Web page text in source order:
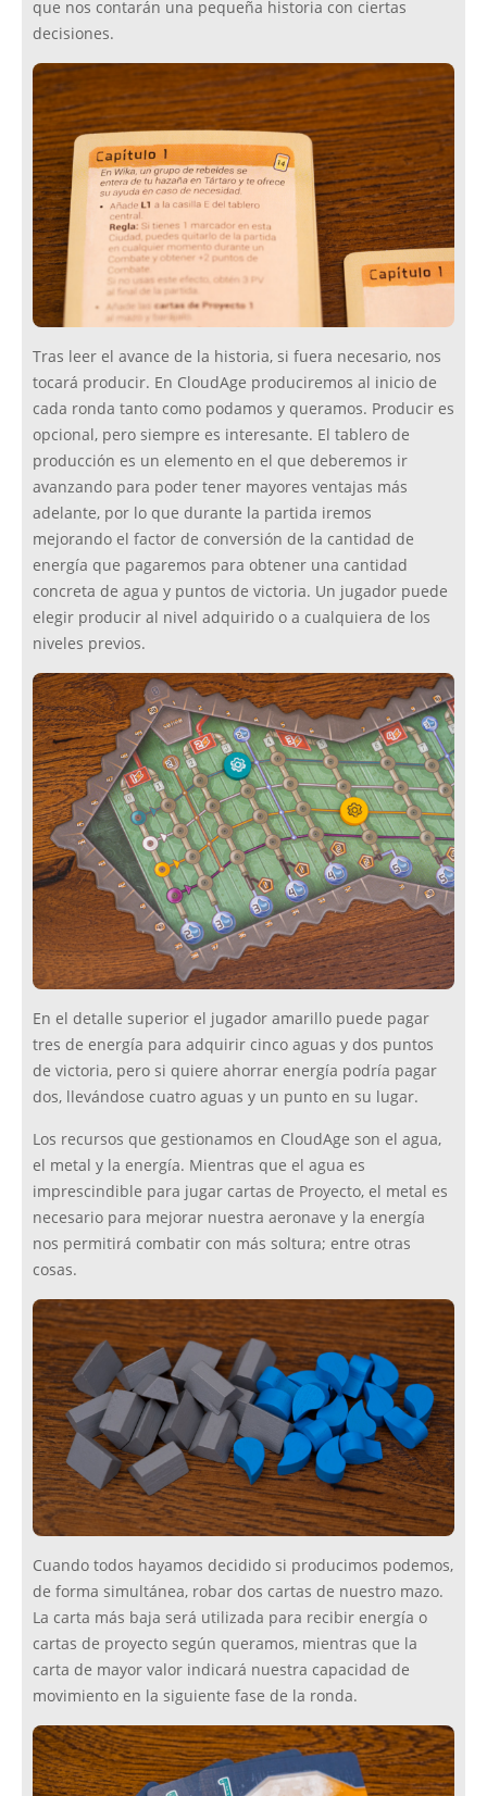
que nos contarán una pequeña historia con ciertas
decisiones.
Tras leer el avance de la historia, si fuera necesario, nos
tocará producir. En CloudAge produciremos al inicio de
cada ronda tanto como podamos y queramos. Producir es
opcional, pero siempre es interesante. El tablero de
producción es un elemento en el que deberemos ir
avanzando para poder tener mayores ventajas más
adelante, por lo que durante la partida iremos
mejorando el factor de conversión de la cantidad de
energía que pagaremos para obtener una cantidad
concreta de agua y puntos de victoria. Un jugador puede
elegir producir al nivel adquirido o a cualquiera de los
niveles previos.
En el detalle superior el jugador amarillo puede pagar
tres de energía para adquirir cinco aguas y dos puntos
de victoria, pero si quiere ahorrar energía podría pagar
dos, llevándose cuatro aguas y un punto en su lugar.
Los recursos que gestionamos en CloudAge son el agua,
el metal y la energía. Mientras que el agua es
imprescindible para jugar cartas de Proyecto, el metal es
necesario para mejorar nuestra aeronave y la energía
nos permitirá combatir con más soltura; entre otras
cosas.
Cuando todos hayamos decidido si producimos podemos,
de forma simultánea, robar dos cartas de nuestro mazo.
La carta más baja será utilizada para recibir energía o
cartas de proyecto según queramos, mientras que la
carta de mayor valor indicará nuestra capacidad de
movimiento en la siguiente fase de la ronda.